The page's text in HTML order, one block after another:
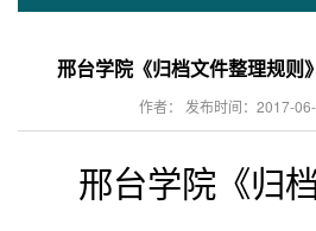
邢台学院《归档文件整理规则
作者： 发布时间：2017-
邢台学院《归